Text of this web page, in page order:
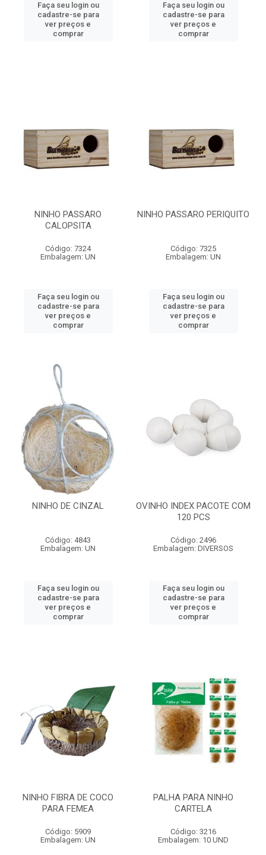
Faça seu login ou
cadastre-se para
ver preços e
comprar
Faça seu login ou
cadastre-se para
ver preços e
comprar
NINHO PASSARO
CALOPSITA
Código: 7324
Embalagem: UN
Faça seu login ou
cadastre-se para
ver preços e
comprar
NINHO PASSARO PERIQUITO
Código: 7325
Embalagem: UN
Faça seu login ou
cadastre-se para
ver preços e
comprar
NINHO DE CINZAL
Código: 4843
Embalagem: UN
Faça seu login ou
cadastre-se para
ver preços e
comprar
OVINHO INDEX PACOTE COM
120 PCS
Código: 2496
Embalagem: DIVERSOS
Faça seu login ou
cadastre-se para
ver preços e
comprar
NINHO FIBRA DE COCO
PARA FEMEA
Código: 5909
Embalagem: UN
PALHA PARA NINHO
CARTELA
Código: 3216
Embalagem: 10 UND